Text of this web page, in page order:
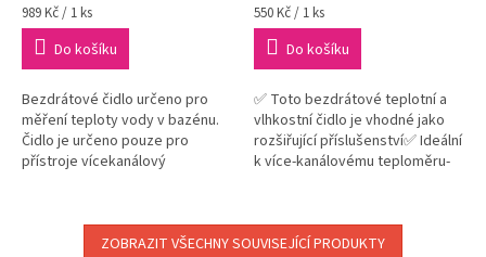
Měrná
cena:
989 Kč / 1 ks
Do košíku
Bezdrátové čidlo určeno pro
měření teploty vody v bazénu.
Čidlo je určeno pouze pro
přístroje vícekanálový
bazénový...
Měrná
cena:
550 Kč / 1 ks
Do košíku
✅ Toto bezdrátové teplotní a
vlhkostní čidlo je vhodné jako
rozšiřující příslušenství✅ Ideální
k více-kanálovému teploměru-
ZOBRAZIT VŠECHNY SOUVISEJÍCÍ PRODUKTY